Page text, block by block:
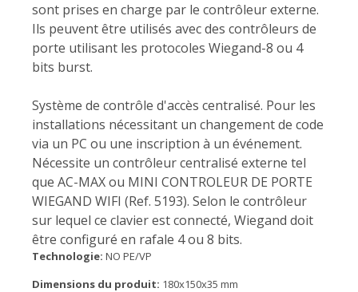
sont prises en charge par le contrôleur externe.
Ils peuvent être utilisés avec des contrôleurs de
porte utilisant les protocoles Wiegand-8 ou 4
bits burst.
Système de contrôle d'accès centralisé. Pour les
installations nécessitant un changement de code
via un PC ou une inscription à un événement.
Nécessite un contrôleur centralisé externe tel
que AC-MAX ou MINI CONTROLEUR DE PORTE
WIEGAND WIFI (Ref. 5193). Selon le contrôleur
sur lequel ce clavier est connecté, Wiegand doit
être configuré en rafale 4 ou 8 bits.
Technologie: NO PE/VP
Dimensions du produit: 180x150x35 mm